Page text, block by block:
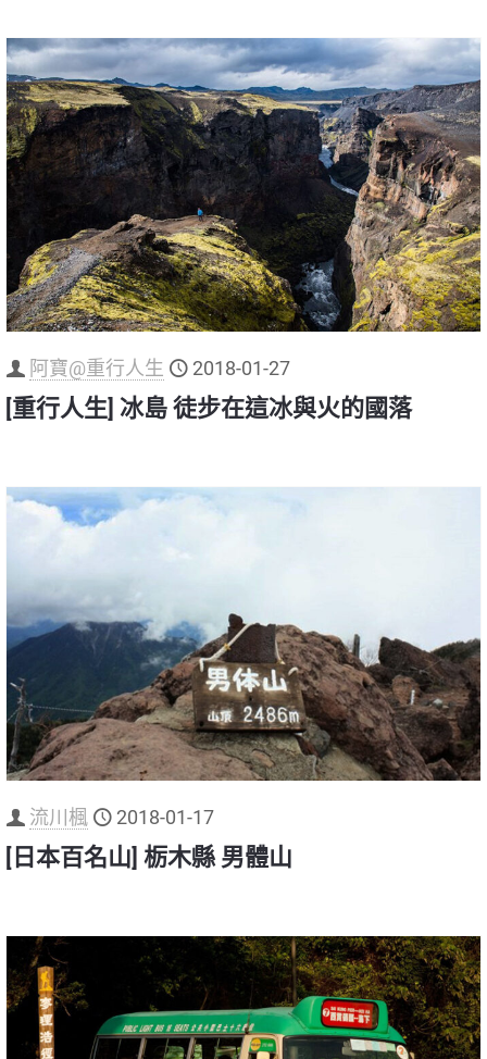
阿寶@重行人生 2018-01-27
[重行人生] 冰島 徒步在這冰與火的國落
流川楓 2018-01-17
[日本百名山] 栃木縣 男體山